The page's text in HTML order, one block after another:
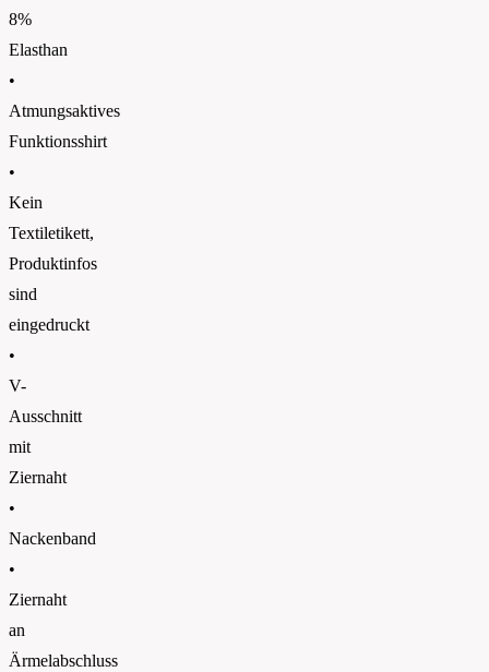
8%
Elasthan
•
Atmungsaktives
Funktionsshirt
•
Kein
Textiletikett,
Produktinfos
sind
eingedruckt
•
V-
Ausschnitt
mit
Ziernaht
•
Nackenband
•
Ziernaht
an
Ärmelabschluss